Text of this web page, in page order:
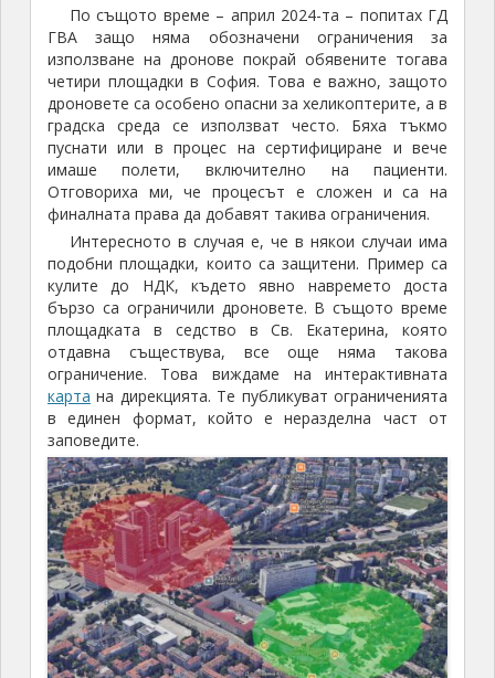
По същото време – април 2024-та – попитах ГД
ГВА защо няма обозначени ограничения за
използване на дронове покрай обявените тогава
четири площадки в София. Това е важно, защото
дроновете са особено опасни за хеликоптерите, а в
градска среда се използват често. Бяха тъкмо
пуснати или в процес на сертифициране и вече
имаше полети, включително на пациенти.
Отговориха ми, че процесът е сложен и са на
финалната права да добавят такива ограничения.
Интересното в случая е, че в някои случаи има
подобни площадки, които са защитени. Пример са
кулите до НДК, където явно навремето доста
бързо са ограничили дроновете. В същото време
площадката в седство в Св. Екатерина, която
отдавна съществува, все още няма такова
ограничение. Това виждаме на интерактивната
карта на дирекцията. Те публикуват ограниченията
в единен формат, който е неразделна част от
заповедите.